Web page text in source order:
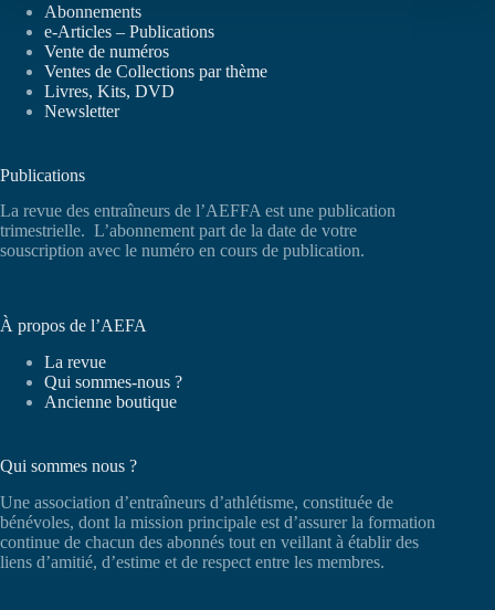
Abonnements
e-Articles – Publications
Vente de numéros
Ventes de Collections par thème
Livres, Kits, DVD
Newsletter
Publications
La revue des entraîneurs de l’AEFFA est une publication
trimestrielle. L’abonnement part de la date de votre
souscription avec le numéro en cours de publication.
À propos de l’AEFA
La revue
Qui sommes-nous ?
Ancienne boutique
Qui sommes nous ?
Une association d’entraîneurs d’athlétisme, constituée de
bénévoles, dont la mission principale est d’assurer la formation
continue de chacun des abonnés tout en veillant à établir des
liens d’amitié, d’estime et de respect entre les membres.